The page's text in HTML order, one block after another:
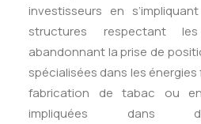
investisseurs en
structures respectant
abandonnant la prise de
spécialisées dans les énergies
fabrication de tabac ou
impliquées dans